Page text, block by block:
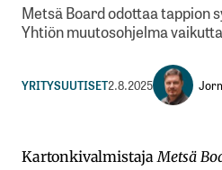
Metsä Board odottaa tappion
Yhtiön muutosohjelma
YRITYSUUTISET2.8.2025
Kartonkivalmistaja Metsä